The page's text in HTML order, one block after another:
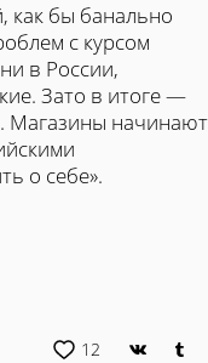
как бы банально
с курсом
в России,
Зато в итоге —
Магазины начинают
о себе».
12